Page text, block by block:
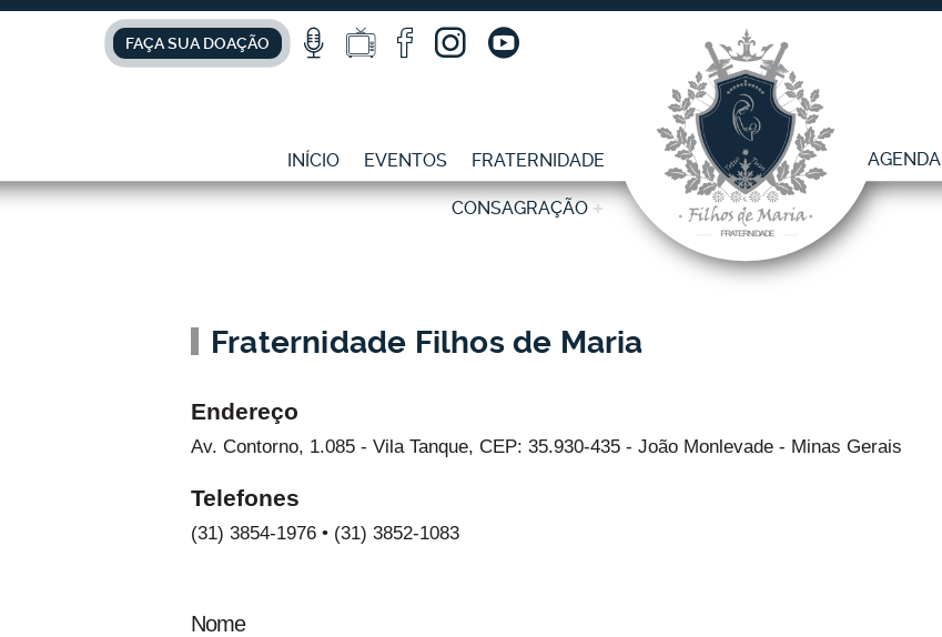
FAÇA SUA DOAÇÃO
INÍCIO EVENTOS FRATERNIDADE
CONSAGRAÇÃO
AGENDA
Fraternidade Filhos de Maria
Endereço
Av. Contorno, 1.085 - Vila Tanque, CEP: 35.930-435 - João Monlevade - Minas Gerais
Telefones
(31) 3854-1976 • (31) 3852-1083
Nome